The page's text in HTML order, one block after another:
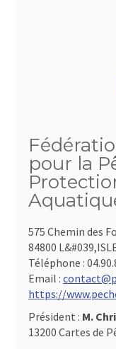
pour la
575 Chemin des
84800
Téléphone :
Email :
https://
Président : M.
13200 Cartes de